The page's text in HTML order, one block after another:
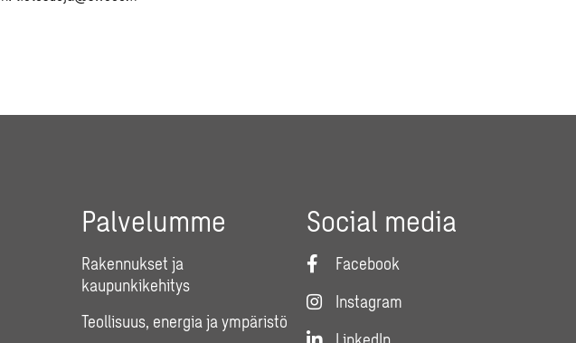
Palvelumme
Rakennukset ja
kaupunkikehitys
Teollisuus, energia ja ympäristö
Social media
Facebook
Instagram